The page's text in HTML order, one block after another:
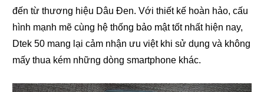
đến từ thương hiệu Dâu Đen. Với thiết kế hoàn hảo, cấu
hình mạnh mẽ cùng hệ thống bảo mật tốt nhất hiện nay,
Dtek 50 mang lại cảm nhận ưu việt khi sử dụng và không
mấy thua kém những dòng smartphone khác.